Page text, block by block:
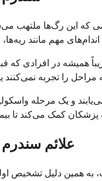
این رگ‌ها ملتهب
است که تقریباً همیشه در
و یک مرحله
علائم
همین دلیل تشخیص